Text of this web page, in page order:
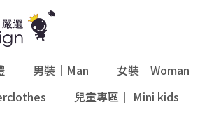
男裝｜Man 女裝｜Woman
兒童專區｜ Mini kids